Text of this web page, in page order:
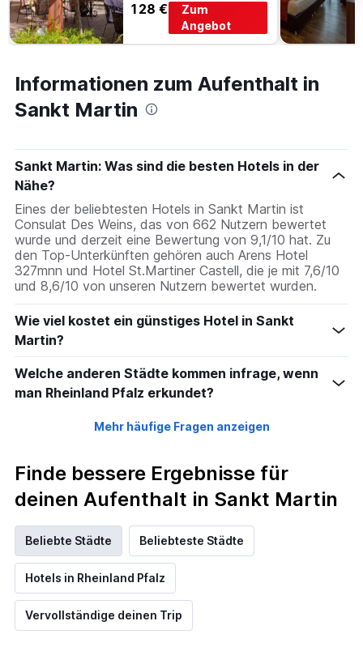
Tage
vor
dem
Das
Diagramm
hat
Y-
Achse,
die
den
durchschnittlichen
Zimmerpreis
anzeigt
128 €
Zum
Angebot
Informationen zum Aufenthalt in
Sankt Martin
Sankt Martin: Was sind die besten Hotels in der
Nähe?
Eines der beliebtesten Hotels in Sankt Martin ist
Consulat Des Weins, das von 662 Nutzern bewertet
wurde und derzeit eine Bewertung von 9,1/10 hat. Zu
den Top-Unterkünften gehören auch Arens Hotel
327mnn und Hotel St.Martiner Castell, die je mit 7,6/10
und 8,6/10 von unseren Nutzern bewertet wurden.
Wie viel kostet ein günstiges Hotel in Sankt
Martin?
Welche anderen Städte kommen infrage, wenn
man Rheinland Pfalz erkundet?
Mehr häufige Fragen anzeigen
Finde bessere Ergebnisse für
deinen Aufenthalt in Sankt Martin
Beliebte Städte Beliebteste Städte
Hotels in Rheinland Pfalz
Vervollständige deinen Trip